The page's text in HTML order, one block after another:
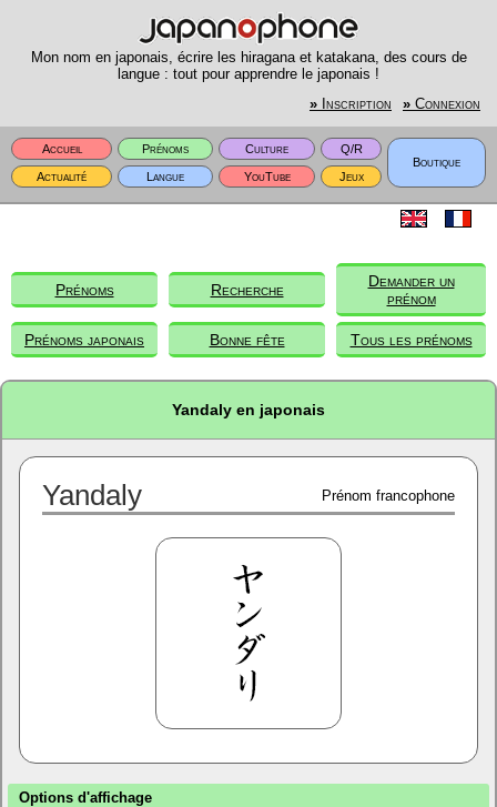
Mon nom en japonais, écrire les hiragana et katakana, des cours de
langue : tout pour apprendre le japonais !
» Inscription » Connexion
Accueil Prénoms Culture
Q/R
Boutique
Actualité
Langue YouTube Jeux
Prénoms Recherche
Demander un
prénom
Prénoms japonais Bonne fête Tous les prénoms
Yandaly en japonais
Yandaly Prénom francophone
Options d'affichage